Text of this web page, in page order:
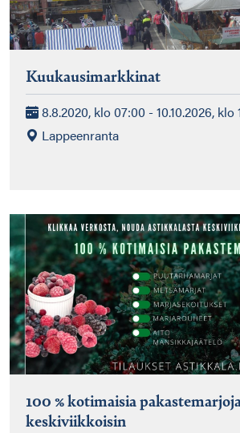
Kuukausimarkkinat
8.8.2020, klo 07:00 - 10.10.2026, klo
Lappeenranta
100 % kotimaisia
keskiviikkoisin